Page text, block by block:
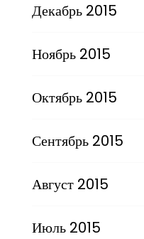
Декабрь 2015
Ноябрь 2015
Октябрь 2015
Сентябрь 2015
Август 2015
Июль 2015